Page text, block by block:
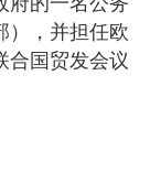
），并担任欧
合国贸发会议